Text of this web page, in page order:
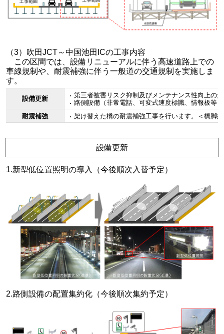
（3）吹田JCT～中国池田ICの工事内容
この区間では、設備リニューアルに伴う高速道路上での
車線規制や、耐震補強に伴う一般道の交通規制を実施しま
す。
設備更新
第三者被害リスク抑制及びメンテナンス性向上の
路側設備（非常電話、可変式速度標識、情報板等
耐震補強
架け替えた橋の耐震補強工事を行います。＜橋脚
設備更新
1.新型低位置照明の導入（今後順次入替予定）
2.路側設備の配置集約化（今後順次集約予定）